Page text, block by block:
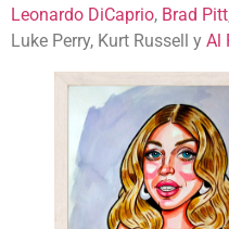
Leonardo DiCaprio, Brad Pitt
Luke Perry, Kurt Russell y Al